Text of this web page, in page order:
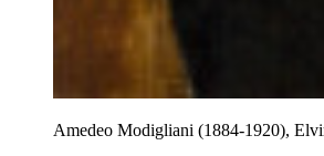
Amedeo Modigliani (1884-1920),